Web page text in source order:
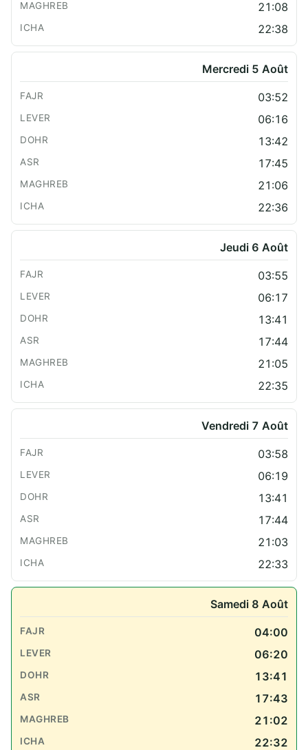
21:08
22:38
Mercredi 5 Août
03:52
06:16
13:42
17:45
21:06
22:36
Jeudi 6 Août
03:55
06:17
13:41
17:44
21:05
22:35
Vendredi 7 Août
03:58
06:19
13:41
17:44
21:03
22:33
Samedi 8 Août
04:00
06:20
13:41
17:43
21:02
22:32